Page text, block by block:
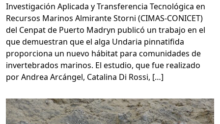
Investigación Aplicada y Transferencia Tecnológica en
Recursos Marinos Almirante Storni (CIMAS-CONICET)
del Cenpat de Puerto Madryn publicó un trabajo en el
que demuestran que el alga Undaria pinnatifida
proporciona un nuevo hábitat para comunidades de
invertebrados marinos. El estudio, que fue realizado
por Andrea Arcángel, Catalina Di Rossi, […]